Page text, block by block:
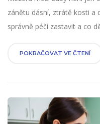
zánětu dásní, ztrátě kosti a
správně péčí zastavit a co
POKRAČOVAT VE ČTENÍ